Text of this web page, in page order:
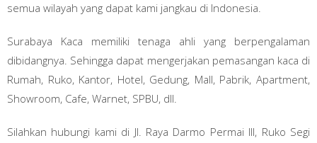
semua wilayah yang dapat kami jangkau di Indonesia.
Surabaya Kaca memiliki tenaga ahli yang berpengalaman
dibidangnya. Sehingga dapat mengerjakan pemasangan kaca di
Rumah, Ruko, Kantor, Hotel, Gedung, Mall, Pabrik, Apartment,
Showroom, Cafe, Warnet, SPBU, dll.
Silahkan hubungi kami di Jl. Raya Darmo Permai III, Ruko Segi